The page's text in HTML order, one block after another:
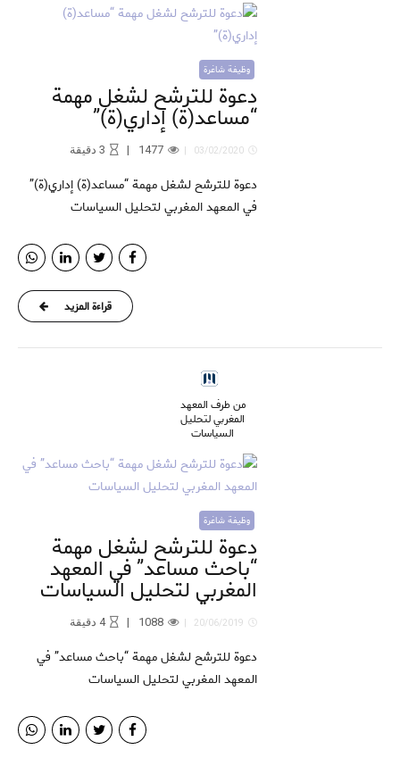
وظيفة شاغرة
دعوة للترشح لشغل مهمة
“مساعد(ة) إداري(ة)”
03/02/2020
1477
3دقيقة
دعوة للترشح لشغل مهمة “مساعد(ة) إداري(ة)”
في المعهد المغربي لتحليل السياسات
قراءة المزيد
من طرف المعهد
المغربي لتحليل
السياسات
وظيفة شاغرة
دعوة للترشح لشغل مهمة
“باحث مساعد” في المعهد
المغربي لتحليل السياسات
20/06/2019
1088
4 دقيقة
دعوة للترشح لشغل مهمة “باحث مساعد” في
المعهد المغربي لتحليل السياسات